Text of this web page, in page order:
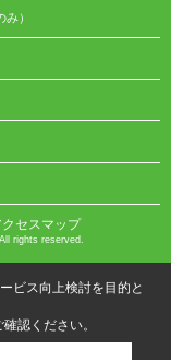
）
クセスマップ
rights reserved.
ビス向上検討を目的と
確認ください。